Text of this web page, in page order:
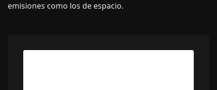
emisiones como los de espacio.